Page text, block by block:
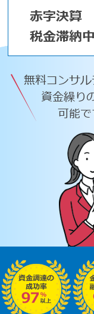
赤字決算
税金滞納
無料コンサ
資金繰り
可能で